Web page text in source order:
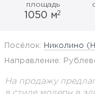
площадь
1050 м2
Посёлок: Николино
Направление:
На продажу